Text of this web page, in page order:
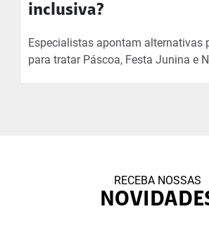
inclusiva?
Especialistas apontam alternativas
para tratar Páscoa, Festa Junina e
RECEBA NOSSAS